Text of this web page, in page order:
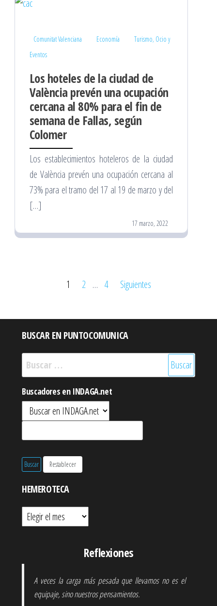
Comunitat Valenciana Economía
Turismo, Ocio y
Eventos
Los hoteles de la ciudad de
València prevén una ocupación
cercana al 80% para el fin de
semana de Fallas, según
Colomer
Los establecimientos hoteleros de la ciudad
de València prevén una ocupación cercana al
73% para el tramo del 17 al 19 de marzo y del
[…]
17 marzo, 2022
Paginación
entradas
1 2 … 4 Siguientes
BUSCAR EN PUNTOCOMUNICA
Buscar:
Buscadores en INDAGA.net
HEMEROTECA
Hemeroteca
Reflexiones
A veces la carga más pesada que llevamos no es el
equipaje, sino nuestros pensamientos.